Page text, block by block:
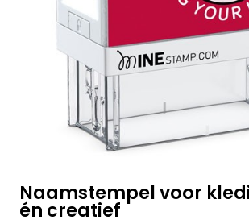
Naamstempel voor
én creatief